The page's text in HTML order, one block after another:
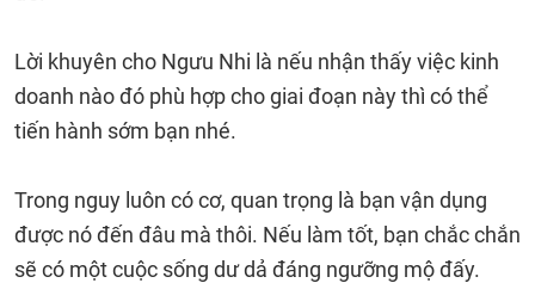
Lời khuyên cho Ngưu Nhi là nếu nhận thấy việc kinh
doanh nào đó phù hợp cho giai đoạn này thì có thể
tiến hành sớm bạn nhé.
Trong nguy luôn có cơ, quan trọng là bạn vận dụng
được nó đến đâu mà thôi. Nếu làm tốt, bạn chắc chắn
sẽ có một cuộc sống dư dả đáng ngưỡng mộ đấy.